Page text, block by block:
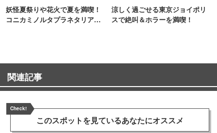
妖怪夏祭りや花火で夏を満喫！
コニカミノルタプラネタリア
涼しく過ごせる東京ジョイポリ
スで絶叫＆ホラーを満喫！
関連記事
Check!
このスポットを見ているあなたにオススメ